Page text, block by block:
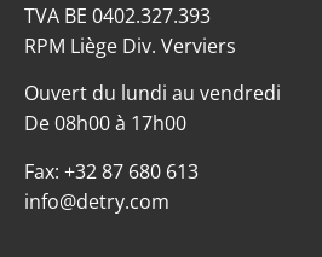
TVA BE 0402.327.393
RPM Liège Div. Verviers
Ouvert du lundi au vendredi
De 08h00 à 17h00
Fax: +32 87 680 613
info@detry.com